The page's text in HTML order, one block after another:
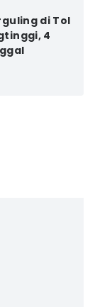
di Tol
4